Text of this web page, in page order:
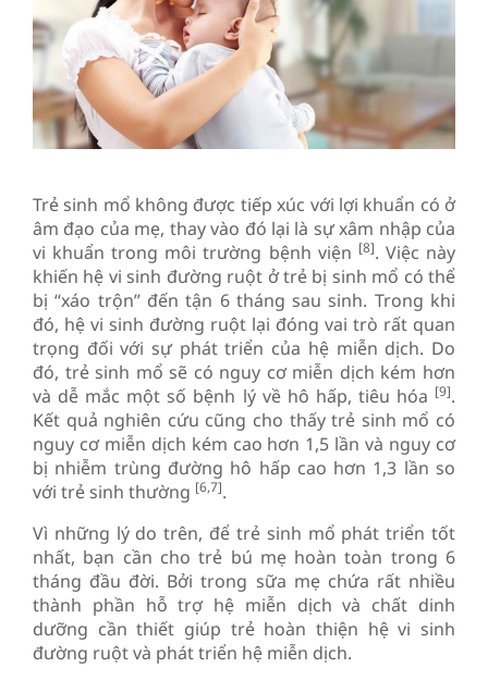
Trẻ sinh mổ không được tiếp xúc với lợi khuẩn có ở
âm đạo của mẹ, thay vào đó lại là sự xâm nhập của
vi khuẩn trong môi trường bệnh viện [8]. Việc này
khiến hệ vi sinh đường ruột ở trẻ bị sinh mổ có thể
bị “xáo trộn” đến tận 6 tháng sau sinh. Trong khi
đó, hệ vi sinh đường ruột lại đóng vai trò rất quan
trọng đối với sự phát triển của hệ miễn dịch. Do
đó, trẻ sinh mổ sẽ có nguy cơ miễn dịch kém hơn
và dễ mắc một số bệnh lý về hô hấp, tiêu hóa [9].
Kết quả nghiên cứu cũng cho thấy trẻ sinh mổ có
nguy cơ miễn dịch kém cao hơn 1,5 lần và nguy cơ
bị nhiễm trùng đường hô hấp cao hơn 1,3 lần so
với trẻ sinh thường [6,7].
Vì những lý do trên, để trẻ sinh mổ phát triển tốt
nhất, bạn cần cho trẻ bú mẹ hoàn toàn trong 6
tháng đầu đời. Bởi trong sữa mẹ chứa rất nhiều
thành phần hỗ trợ hệ miễn dịch và chất dinh
dưỡng cần thiết giúp trẻ hoàn thiện hệ vi sinh
đường ruột và phát triển hệ miễn dịch.